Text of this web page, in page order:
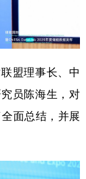
重庆
西藏
宁夏
盟理事长、中
员陈海生，对
面总结，并展